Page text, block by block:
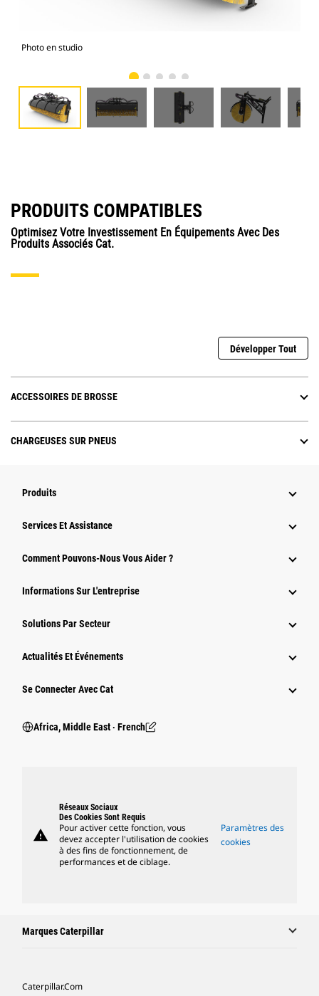
Photo en studio
PRODUITS COMPATIBLES
Optimisez Votre Investissement En Équipements Avec Des
Produits Associés Cat.
Développer Tout
ACCESSOIRES DE BROSSE
CHARGEUSES SUR PNEUS
Produits
Services Et Assistance
Comment Pouvons-Nous Vous Aider ?
Informations Sur L'entreprise
Solutions Par Secteur
Actualités Et Événements
Se Connecter Avec Cat
Africa, Middle East ‧ French
warning
Réseaux Sociaux
Des Cookies Sont Requis
Pour activer cette fonction, vous
devez accepter l'utilisation de cookies
à des fins de fonctionnement, de
performances et de ciblage.
Paramètres des
cookies
Marques Caterpillar
Caterpillar.com